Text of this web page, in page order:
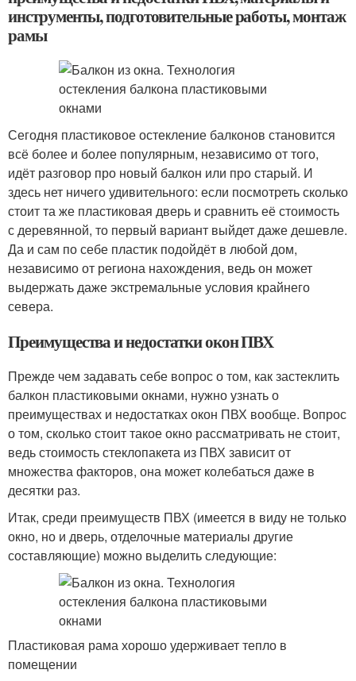
инструменты, подготовительные работы, монтаж
рамы
Сегодня пластиковое остекление балконов становится
всё более и более популярным, независимо от того,
идёт разговор про новый балкон или про старый. И
здесь нет ничего удивительного: если посмотреть сколько
стоит та же пластиковая дверь и сравнить её стоимость
с деревянной, то первый вариант выйдет даже дешевле.
Да и сам по себе пластик подойдёт в любой дом,
независимо от региона нахождения, ведь он может
выдержать даже экстремальные условия крайнего
севера.
Преимущества и недостатки окон ПВХ
Прежде чем задавать себе вопрос о том, как застеклить
балкон пластиковыми окнами, нужно узнать о
преимуществах и недостатках окон ПВХ вообще. Вопрос
о том, сколько стоит такое окно рассматривать не стоит,
ведь стоимость стеклопакета из ПВХ зависит от
множества факторов, она может колебаться даже в
десятки раз.
Итак, среди преимуществ ПВХ (имеется в виду не только
окно, но и дверь, отделочные материалы другие
составляющие) можно выделить следующие:
Пластиковая рама хорошо удерживает тепло в
помещении